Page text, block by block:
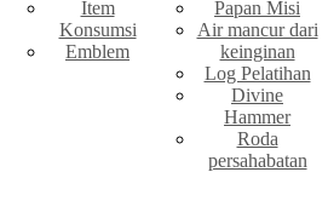
Item
Konsumsi
Emblem
Papan Misi
Air mancur dari
keinginan
Log Pelatihan
Divine
Hammer
Roda
persahabatan